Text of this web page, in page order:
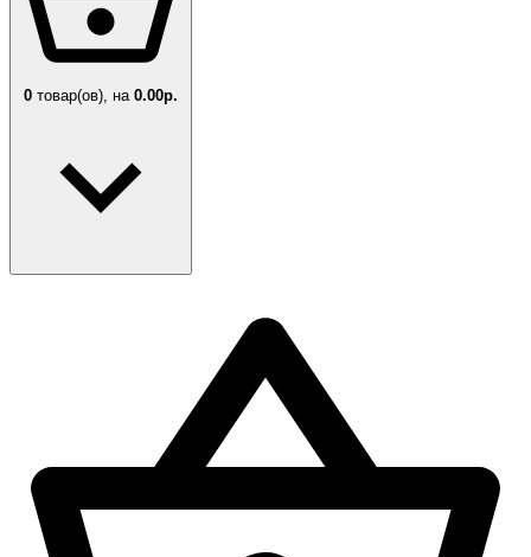
0 товар(ов), на 0.00р.